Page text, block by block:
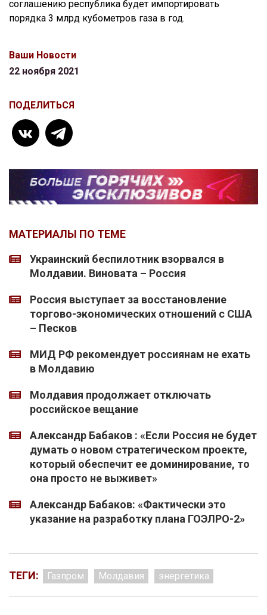
соглашению республика будет импортировать
порядка 3 млрд кубометров газа в год.
Ваши Новости
22 ноября 2021
ПОДЕЛИТЬСЯ
МАТЕРИАЛЫ ПО ТЕМЕ
Украинский беспилотник взорвался в
Молдавии. Виновата – Россия
Россия выступает за восстановление
торгово-экономических отношений с США
– Песков
МИД РФ рекомендует россиянам не ехать
в Молдавию
Молдавия продолжает отключать
российское вещание
Александр Бабаков : «Если Россия не будет
думать о новом стратегическом проекте,
который обеспечит ее доминирование, то
она просто не выживет»
Александр Бабаков: «Фактически это
указание на разработку плана ГОЭЛРО-2»
ТЕГИ: Газпром Молдавия энергетика